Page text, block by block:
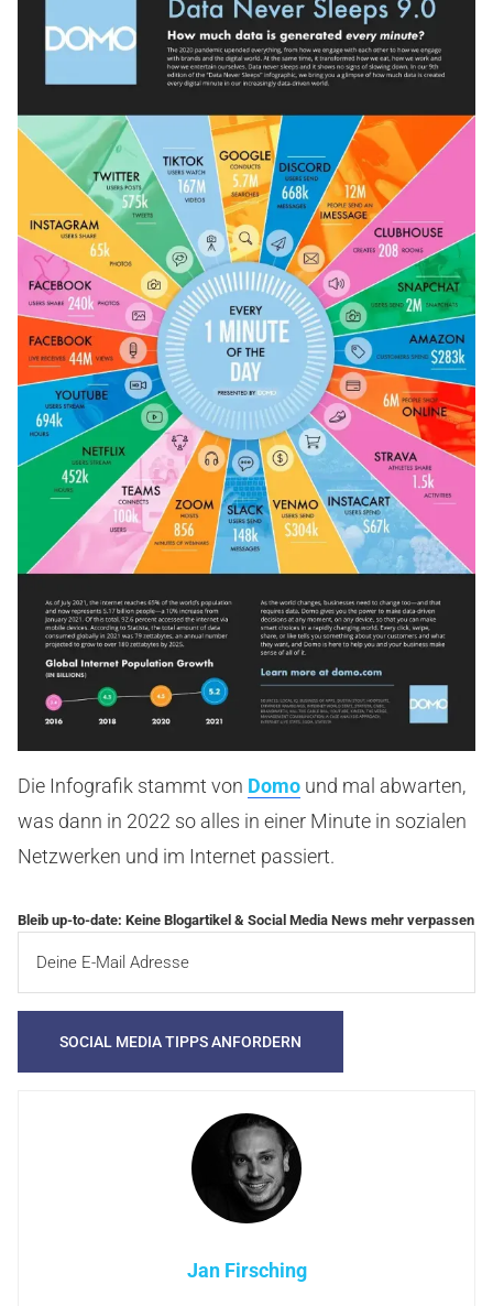
Die Infografik stammt von Domo und mal abwarten,
was dann in 2022 so alles in einer Minute in sozialen
Netzwerken und im Internet passiert.
Bleib up-to-date: Keine Blogartikel & Social Media News mehr verpassen
Jan Firsching